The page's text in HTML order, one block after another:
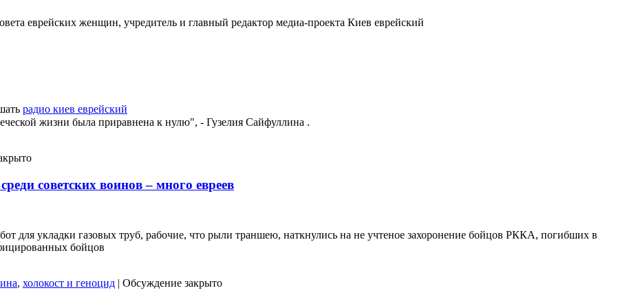
еврейских женщин, учредитель и главный редактор медиа-проекта Киев еврейский
радио киев еврейский
жизни была приравнена к нулю", - Гузелия Сайфуллина .
советских воинов – много евреев
для укладки газовых труб, рабочие, что рыли траншею, наткнулись на не учтеное захоронение бойцов РККА, погибших в
бойцов
, холокост и геноцид | Обсуждение закрыто